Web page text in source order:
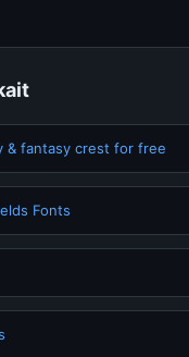
& fantasy crest for free
Fonts